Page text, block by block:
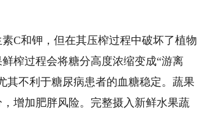
和钾，但在其压榨过程中破坏了植物
榨过程会将糖分高度浓缩变成“游离
其不利于糖尿病患者的血糖稳定。蔬果
增加肥胖风险。完整摄入新鲜水果蔬